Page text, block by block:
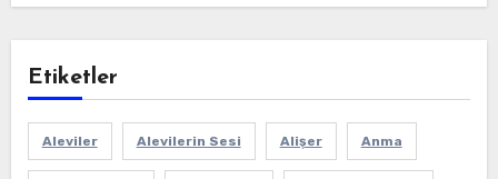
Etiketler
Aleviler Alevilerin Sesi Alişer Anma